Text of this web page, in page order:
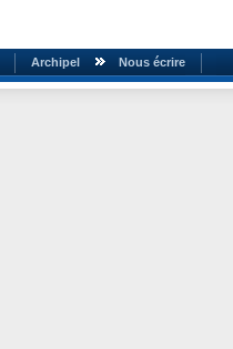
Archipel Nous écrire